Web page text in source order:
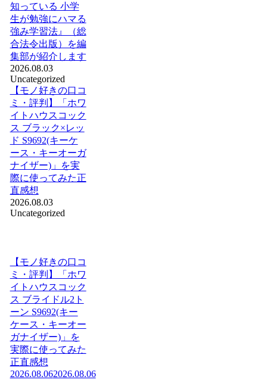
知っている 小学
生が勉強にハマる
強み学習法』（総
合法令出版）を編
集部が紹介します
2026.08.03
Uncategorized
【モノ好きの口コ
ミ・評判】「ホワ
イトハウスコック
ス ブラック×レッ
ド S9692(キーケ
ース・キーオーガ
ナイザー)」を実
際に使ってみた正
直感想
2026.08.03
Uncategorized
【モノ好きの口コ
ミ・評判】「ホワ
イトハウスコック
ス ブライドル2ト
ーン S9692(キー
ケース・キーオー
ガナイザー)」を
実際に使ってみた
正直感想
2026.08.062026.08.06